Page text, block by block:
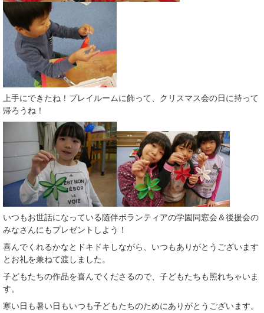
上手にできたね！プレイルームに飾って、クリスマス会の日に持って
帰ろうね！
いつもお世話になっている随伴ボランティアの学園同窓会＆後援会の
みなさんにもプレゼントしよう！
喜んでくれるかなとドキドキしながら、いつもありがとうございます
とお礼を兼ねて渡しました。
子どもたちの作品を喜んでくださるので、子どもたちも照れちゃいま
す。
寒い日も暑い日もいつも子どもたちのためにありがとうございます。